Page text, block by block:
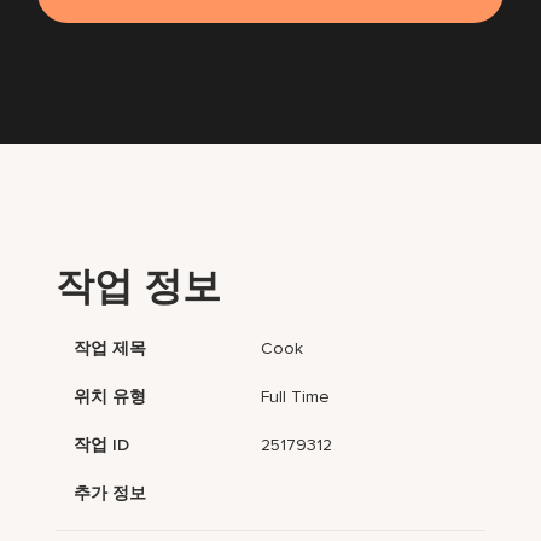
작업 정보
작업 제목 Cook
위치 유형 Full Time
작업 ID 25179312
추가 정보